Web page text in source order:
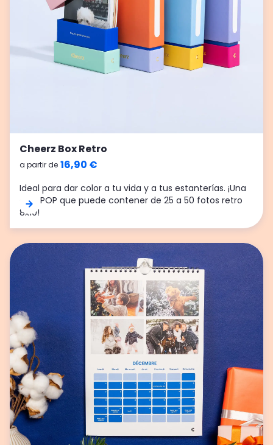
Cheerz Box Retro
a partir de 16,90 €
Ideal para dar color a tu vida y a tus estanterías. ¡Una
caja POP que puede contener de 25 a 50 fotos retro
8x10!